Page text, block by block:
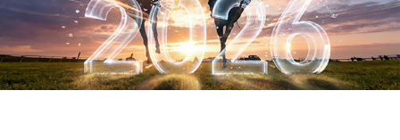
WEBコンテンツ
WEBマーケティング戦略立案
Claude
補助金の取得